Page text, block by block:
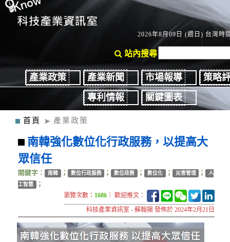
2026年8月09日 (週日) 台灣時
站內搜尋
產業政策 產業新聞 市場報導
策略
專利情報
關鍵圖表
首頁 產業政策
南韓強化數位化行政服務，以提高大
眾信任
關鍵字： 南韓 ； 數位行政服務 ； 數位政務 ； 數位化 ； 災害管理 ； 人
工智慧 ；
瀏覽次數： 1686 ｜ 歡迎推文：
科技產業資訊室 - 蘇翰揚 發佈於 2024年2月21日